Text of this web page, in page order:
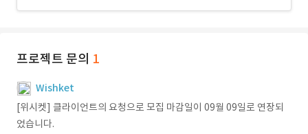
프로젝트 문의 1
Wishket
[위시켓] 클라이언트의 요청으로 모집 마감일이 09월 09일로 연장되
었습니다.